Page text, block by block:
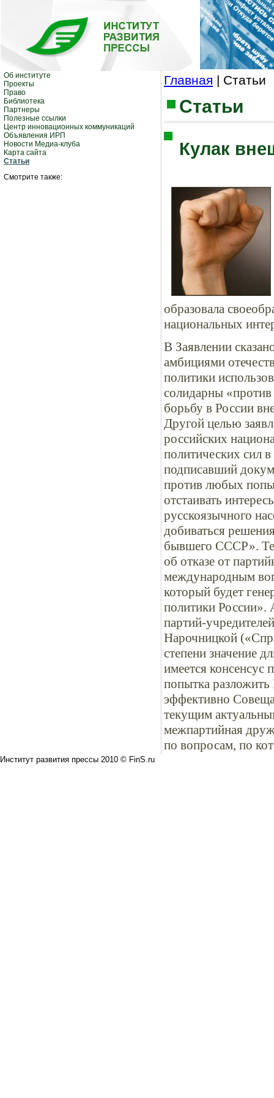
Об институте
Проекты
Право
Библиотека
Партнеры
Полезные ссылки
Центр инновационных коммуникаций
Объявления ИРП
Новости Медиа-клуба
Карта сайта
Статьи
Смотрите также:
Главная | Статьи
Статьи
Кулак
образовала
национальных
В Заявлении
амбициями
политики
солидарны
борьбу в России
Другой целью
российских
политических сил
подписавший
против любых
отстаивать
русскоязычного
добиваться
бывшего СССР».
об отказе от
международным
который будет
политики
партий-
Нарочницкой
степени значение
имеется
попытка разложить
эффективно
текущим
межпартийная
по вопросам, по
Институт развития прессы 2010 © FinS.ru